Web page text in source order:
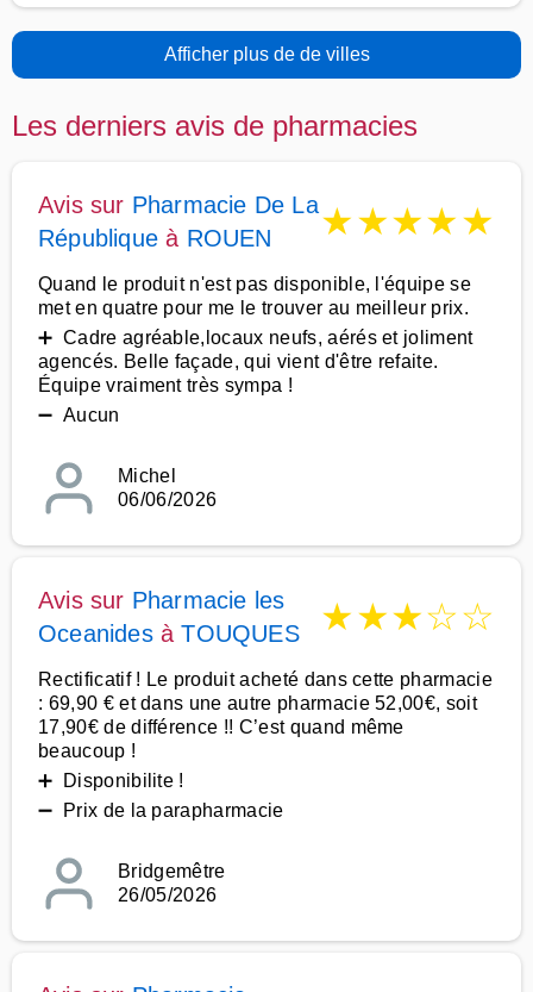
Afficher plus de de villes
Les derniers avis de pharmacies
Avis sur Pharmacie De La
République à ROUEN ★★★★★
Quand le produit n'est pas disponible, l'équipe se
met en quatre pour me le trouver au meilleur prix.
➕ Cadre agréable,locaux neufs, aérés et joliment
agencés. Belle façade, qui vient d'être refaite.
Équipe vraiment très sympa !
➖ Aucun
Michel
06/06/2026
Avis sur Pharmacie les
OceanidesàTOUQUES ★★★☆☆
Rectificatif ! Le produit acheté dans cette pharmacie
: 69,90 € et dans une autre pharmacie 52,00€, soit
17,90€ de différence !! C’est quand même
beaucoup !
➕ Disponibilite !
➖ Prix de la parapharmacie
Bridgemêtre
26/05/2026